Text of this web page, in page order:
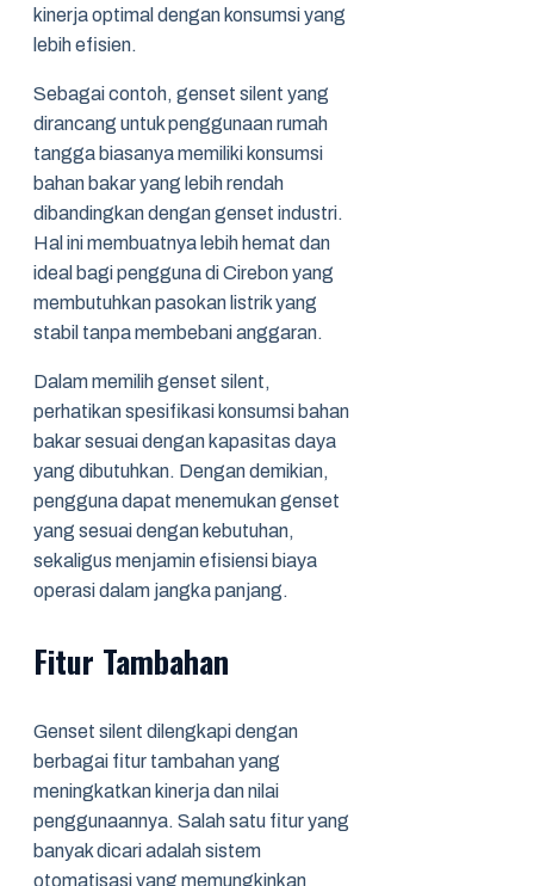
kinerja optimal dengan konsumsi yang
lebih efisien.
Sebagai contoh, genset silent yang
dirancang untuk penggunaan rumah
tangga biasanya memiliki konsumsi
bahan bakar yang lebih rendah
dibandingkan dengan genset industri.
Hal ini membuatnya lebih hemat dan
ideal bagi pengguna di Cirebon yang
membutuhkan pasokan listrik yang
stabil tanpa membebani anggaran.
Dalam memilih genset silent,
perhatikan spesifikasi konsumsi bahan
bakar sesuai dengan kapasitas daya
yang dibutuhkan. Dengan demikian,
pengguna dapat menemukan genset
yang sesuai dengan kebutuhan,
sekaligus menjamin efisiensi biaya
operasi dalam jangka panjang.
Fitur Tambahan
Genset silent dilengkapi dengan
berbagai fitur tambahan yang
meningkatkan kinerja dan nilai
penggunaannya. Salah satu fitur yang
banyak dicari adalah sistem
otomatisasi yang memungkinkan